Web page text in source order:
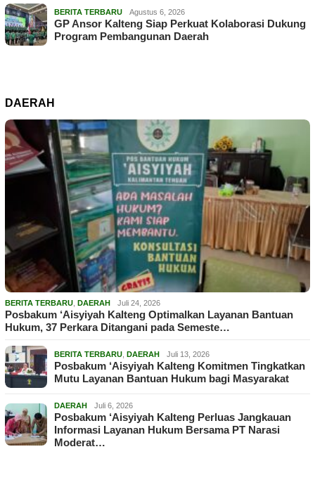
BERITA TERBARU Agustus 6, 2026
GP Ansor Kalteng Siap Perkuat Kolaborasi Dukung
Program Pembangunan Daerah
DAERAH
BERITA TERBARU DAERAH Juli 24, 2026
Posbakum ‘Aisyiyah Kalteng Optimalkan Layanan Bantuan
Hukum, 37 Perkara Ditangani pada Semeste…
BERITA TERBARU DAERAH Juli 13, 2026
Posbakum ‘Aisyiyah Kalteng Komitmen Tingkatkan
Mutu Layanan Bantuan Hukum bagi Masyarakat
DAERAH Juli 6, 2026
Posbakum ‘Aisyiyah Kalteng Perluas Jangkauan
Informasi Layanan Hukum Bersama PT Narasi
Moderat…